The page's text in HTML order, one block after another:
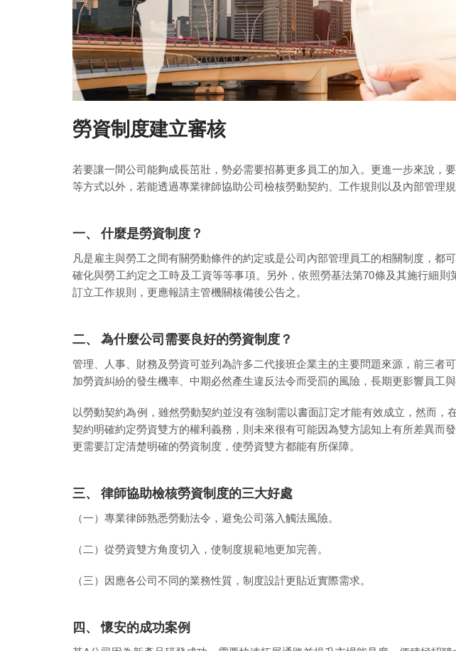
勞資制度建立審核
若要讓一間公司能夠成長茁壯，勢必需要招募更多員工的加入。更進一步來說
等方式以外，若能透過專業律師協助公司檢核勞動契約、工作規則以及內部管理
一、 什麼是勞資制度？
凡是雇主與勞工之間有關勞動條件的約定或是公司內部管理員工的相關制度，
確化與勞工約定之工時及工資等等事項。另外，依照勞基法第70條及其施行細
訂立工作規則，更應報請主管機關核備後公告之。
二、 為什麼公司需要良好的勞資制度？
管理、人事、財務及勞資可並列為許多二代接班企業主的主要問題來源，前三
加勞資糾紛的發生機率、中期必然產生違反法令而受罰的風險，長期更影響員工
以勞動契約為例，雖然勞動契約並沒有強制需以書面訂定才能有效成立，然而
契約明確約定勞資雙方的權利義務，則未來很有可能因為雙方認知上有所差異而
更需要訂定清楚明確的勞資制度，使勞資雙方都能有所保障。
三、 律師協助檢核勞資制度的三大好處
（一）專業律師熟悉勞動法令，避免公司落入觸法風險。
（二）從勞資雙方角度切入，使制度規範地更加完善。
（三）因應各公司不同的業務性質，制度設計更貼近實際需求。
四、 懷安的成功案例